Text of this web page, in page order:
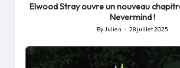
Elwood Stray ouvre un nouveau
Nevermind !
Posted
by
ByJulien 28 juillet 2025